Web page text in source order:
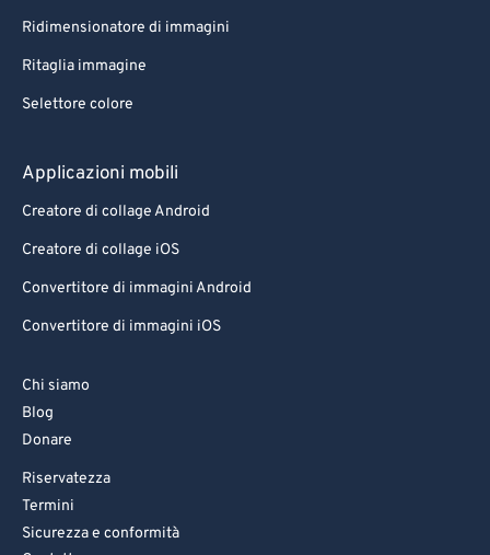
Ridimensionatore di immagini
Ritaglia immagine
Selettore colore
Applicazioni mobili
Creatore di collage Android
Creatore di collage iOS
Convertitore di immagini Android
Convertitore di immagini iOS
Chi siamo
Blog
Donare
Riservatezza
Termini
Sicurezza e conformità